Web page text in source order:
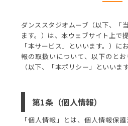
ダンススタジオムーブ（以下、「
ます。）は、本ウェブサイト上で
「本サービス」といいます。）に
報の取扱いについて、以下のと
（以下、「本ポリシー」といいま
第1条（個人情報）
「個人情報」とは、個人情報保